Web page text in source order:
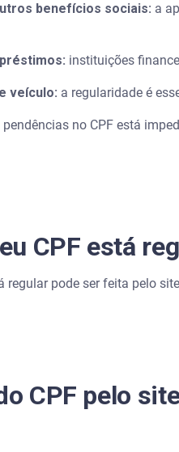
benefícios sociais: a
instituições
veículo: a regularidade é
no CPF está
CPF está
regular pode ser feita pelo
CPF pelo